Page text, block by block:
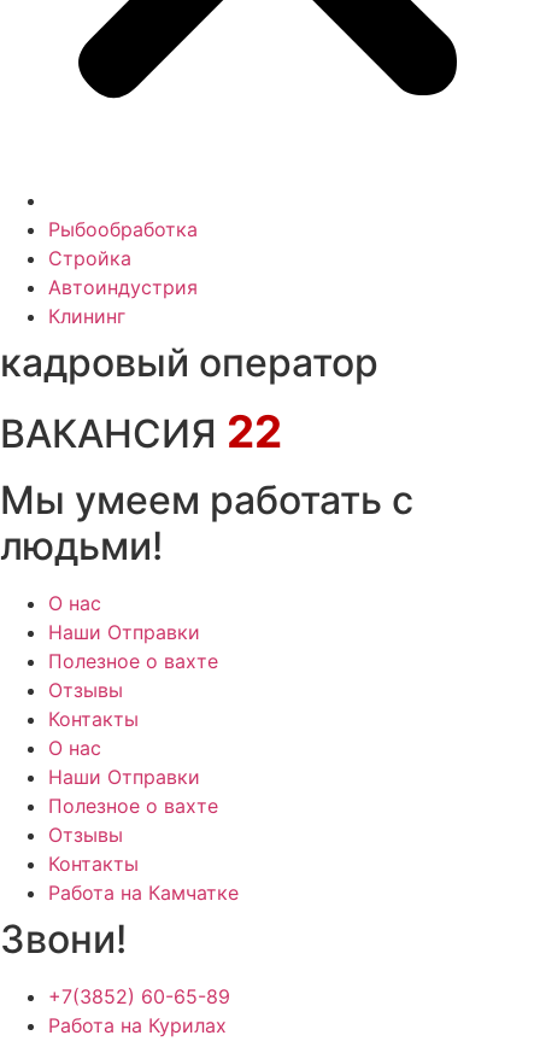
Рыбообработка
Стройка
Автоиндустрия
Клининг
кадровый оператор
ВАКАНСИЯ 22
Мы умеем работать с
людьми!
О нас
Наши Отправки
Полезное о вахте
Отзывы
Контакты
О нас
Наши Отправки
Полезное о вахте
Отзывы
Контакты
Работа на Камчатке
Звони!
+7(3852) 60-65-89
Работа на Курилах